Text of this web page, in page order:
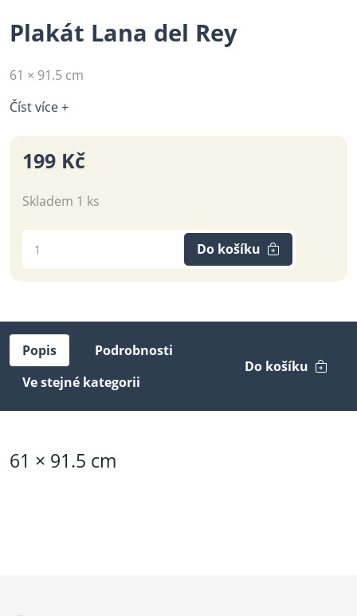
Plakát Lana del Rey
61 × 91.5 cm
Číst více +
199 Kč
Skladem 1 ks
Do košíku
Popis
Podrobnosti
Ve stejné kategorii
Do košíku
61 × 91.5 cm